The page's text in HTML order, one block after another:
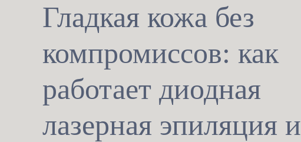
Гладкая кожа без
компромиссов: как
работает диодная
лазерная эпиляция и